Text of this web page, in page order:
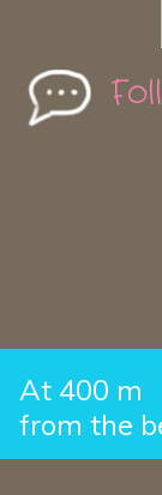
At 400 m
from the